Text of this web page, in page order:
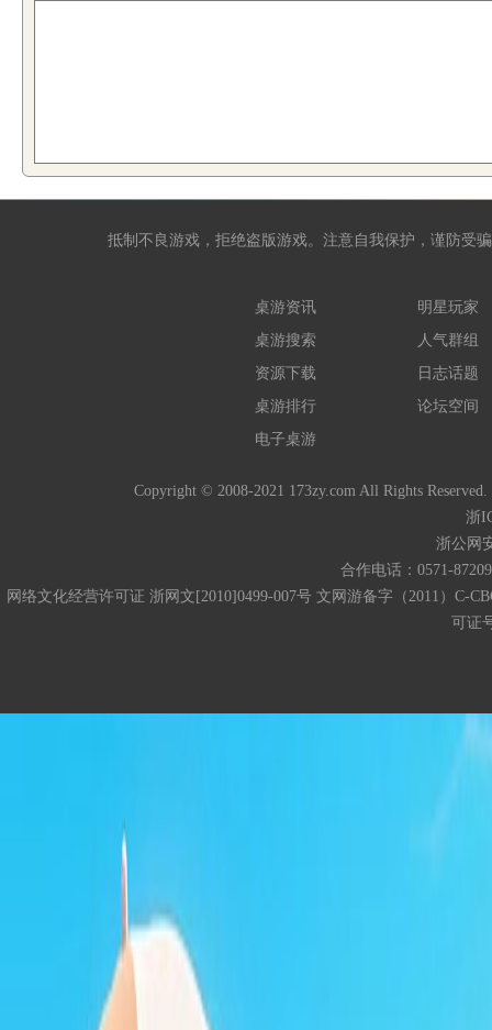
抵制不良游戏，拒绝盗版游戏。注意自我保护，谨防受
桌游资讯
桌游搜索
资源下载
桌游排行
电子桌游
明星玩家
人气群组
日志话题
论坛空间
Copyright © 2008-2021 173zy.com All Rights
浙
浙公网
合作电话：0571-
网络文化经营许可证 浙网文[2010]0499-007号 文网游备字（2011）C-
可证